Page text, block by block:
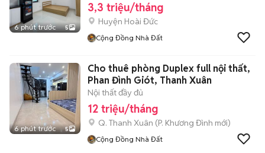
6 phút trước 5
3,3 triệu/tháng
Huyện Hoài Đức
Cộng Đồng Nhà Đất
6 phút trước 5
Cho thuê phòng Duplex full nội thất,
Phan Đình Giót, Thanh Xuân
Nội thất đầy đủ
12 triệu/tháng
Q. Thanh Xuân (P. Khương Đình mới)
Cộng Đồng Nhà Đất